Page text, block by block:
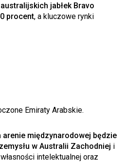
jabłek Bravo
procent, a kluczowe rynki
Emiraty Arabskie.
arenie międzynarodowej będzie
w Australii Zachodniej i
intelektualnej oraz